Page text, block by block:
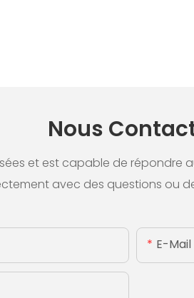
Nous
et est capable de répondre
avec des questions ou
E-Mail